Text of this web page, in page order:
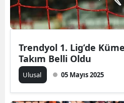
Trendyol 1. Lig’de
Takım Belli Oldu
Ulusal 05 Mayıs 2025